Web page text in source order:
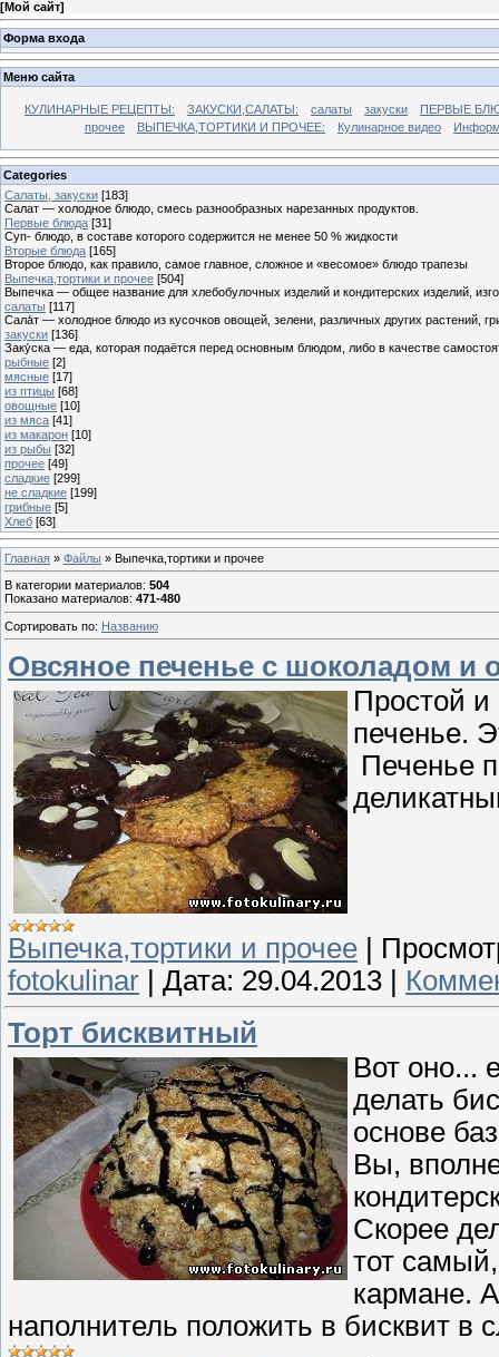
[Мой сайт]
Форма входа
Меню сайта
КУЛИНАРНЫЕ РЕЦЕПТЫ: ЗАКУСКИ,САЛАТЫ: салаты закуски
ПЕРВЫЕ
прочее
ВЫПЕЧКА,ТОРТИКИ И ПРОЧЕЕ: Кулинарное видео
Categories
Cалаты, закуски [183]
Салат — холодное блюдо, смесь разнообразных нарезанных продуктов.
Первые блюда [31]
Суп- блюдо, в составе которого содержится не менее 50 % жидкости
Вторые блюда [165]
Второе блюдо, как правило, самое главное, сложное и «весомое» блюдо трапезы
Выпечка,тортики и прочее [504]
Выпечка — общее название для хлебобулочных изделий и кондитерских изделий,
салаты [117]
Сала́т — холодное блюдо из кусочков овощей, зелени, различных других растений,
закуски [136]
Заку́ска — еда, которая подаётся перед основным блюдом, либо в качестве
рыбные [2]
мясные [17]
из птицы [68]
овощные [10]
из мяса [41]
из макарон [10]
из рыбы [32]
прочее [49]
сладкие [299]
не сладкие [199]
грибные [5]
Хлеб [63]
Главная » Файлы » Выпечка,тортики и прочее
В категории материалов: 504
Показано материалов: 471-480
Сортировать по: Названию
Овсяное печенье с шоколадом и
Простой и
печенье.
Печенье
Выпечка,тортики и прочее |
fotokulinar | Дата: 29.04.2013 |
Торт бисквитный
Вот оно...
делать
основе
Вы,
Скорее
тот
кармане.
наполнитель положить в бисквит